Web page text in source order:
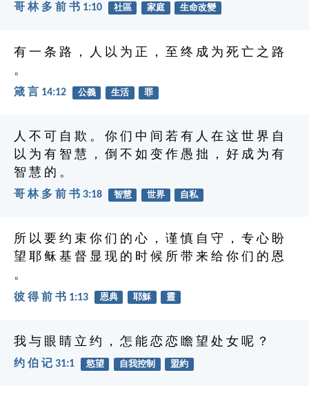
哥 林 多 前 书 1:10 社區 家庭 生命改變
有 一 条 路 ， 人 以 为 正 ， 至 终 成 为 死 亡 之 路
。
箴 言 14:12 公義 生活 罪
人 不 可 自 欺 。 你 们 中 间 若 有 人 在 这 世 界 自
以 为 有 智 慧 ， 倒 不 如 变 作 愚 拙 ， 好 成 为 有
智 慧 的 。
哥 林 多 前 书 3:18 智慧 世界 自私
所 以 要 约 束 你 们 的 心 ， 谨 慎 自 守 ， 专 心 盼
望 耶 稣 基 督 显 现 的 时 候 所 带 来 给 你 们 的 恩
。
彼 得 前 书 1:13 恩典 耶穌 靈
我 与 眼 睛 立 约 ， 怎 能 恋 恋 瞻 望 处 女 呢 ？
约 伯 记 31:1 慾望 自我控制 盟約